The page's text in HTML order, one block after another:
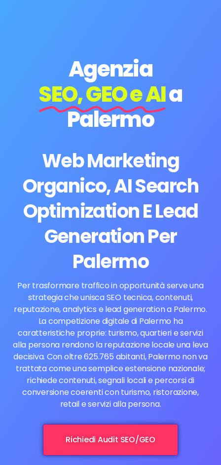
Agenzia
SEO, GEO e AIa
Palermo
Web Marketing
Organico, AI Search
Optimization E Lead
Generation Per
Palermo
Per trasformare traffico in opportunità serve una
strategia che unisca SEO tecnica, contenuti,
reputazione, analytics e lead generation a Palermo.
La competizione digitale di Palermo ha
caratteristiche proprie: turismo, quartieri e servizi
alla persona rendono la reputazione locale una leva
decisiva. Con oltre 625.765 abitanti, Palermo non va
trattata come una semplice estensione nazionale;
richiede contenuti, segnali locali e percorsi di
conversione coerenti con turismo, ristorazione,
retail e servizi alla persona.
Richiedi Audit SEO/GEO